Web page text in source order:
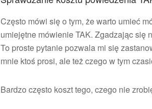
Często mówi się o tym, że warto umieć
umiejętne mówienie TAK. Zgadzając się
To proste pytanie pozwala mi się
mnie ktoś prosi, ale też czego w tym
Bardzo często koszt tego, czego nie